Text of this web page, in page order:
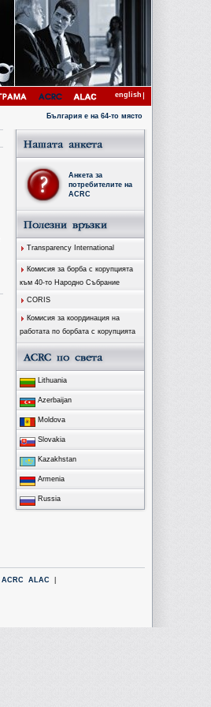
english
България е на 64-то място с коефициент 4.1
Анкета за
потребителите на
ACRC
Transparency International
Комисия за борба с корупцията
към 40-то Народно Събрание
CORIS
Комисия за координация на
работата по борбата с корупцията
Lithuania
Azerbaijan
Moldova
Slovakia
Kazakhstan
Armenia
Russia
ACRC ALAC